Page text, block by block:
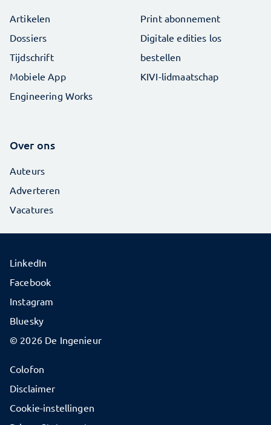
Artikelen
Dossiers
Tijdschrift
Mobiele App
Engineering Works
Print abonnement
Digitale edities los
bestellen
KIVI-lidmaatschap
Over ons
Auteurs
Adverteren
Vacatures
© 2026 De Ingenieur
Colofon
Disclaimer
Cookie-instellingen
LinkedIn
Facebook
Instagram
Bluesky